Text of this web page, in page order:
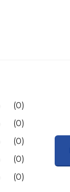
(0)
(0)
(0)
(0)
(0)